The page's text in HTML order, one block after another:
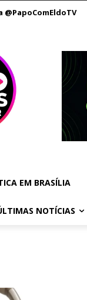
@PapoComEldoTV
EM BRASÍLIA
NOTÍCIAS